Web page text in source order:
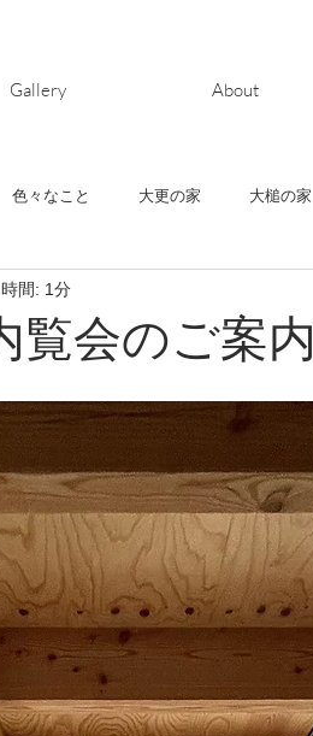
Gallery About
色々なこと 大更の家 大槌の家
清水町の家
覧会のご案内
間: 1分